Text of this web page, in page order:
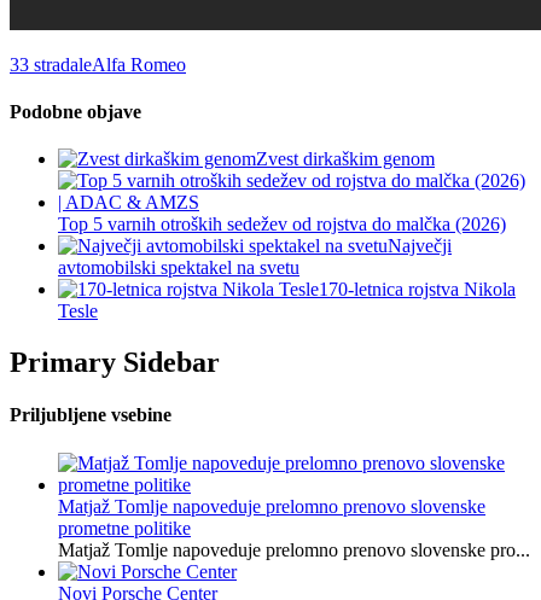
33 stradaleAlfa Romeo
Podobne objave
Zvest dirkaškim genom
Top 5 varnih otroških sedežev od rojstva do malčka (2026)
Največji
avtomobilski spektakel na svetu
170-letnica rojstva Nikola
Tesle
Primary Sidebar
Priljubljene vsebine
Matjaž Tomlje napoveduje prelomno prenovo slovenske
prometne politike
Matjaž Tomlje napoveduje prelomno prenovo slovenske pro...
Novi Porsche Center